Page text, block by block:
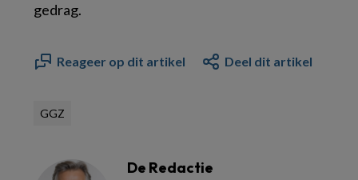
gedrag.
Reageer op dit artikel Deel dit artikel
GGZ
De Redactie